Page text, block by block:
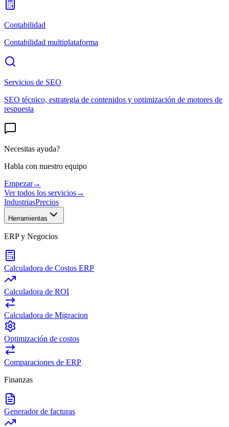
Contabilidad
Contabilidad multiplataforma
Servicios de SEO
SEO técnico, estrategia de contenidos y optimización de motores de
respuesta
Necesitas ayuda?
Habla con nuestro equipo
Empezar→
Ver todos los servicios→
IndustriasPrecios
Herramientas
ERP y Negocios
Calculadora de Costos ERP
Calculadora de ROI
Calculadora de Migracion
Optimización de costos
Comparaciones de ERP
Finanzas
Generador de facturas